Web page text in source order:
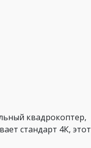
квадрокоптер,
стандарт 4К, этот